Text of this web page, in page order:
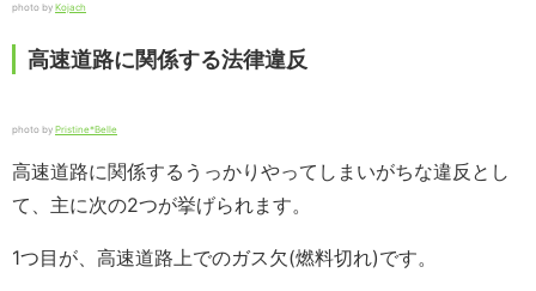
photo by Kojach
高速道路に関係する法律違反
photo by Pristine*Belle
高速道路に関係するうっかりやってしまいがちな違反とし
て、主に次の2つが挙げられます。
1つ目が、高速道路上でのガス欠(燃料切れ)です。